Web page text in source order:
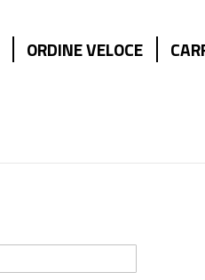
ORDINE VELOCE